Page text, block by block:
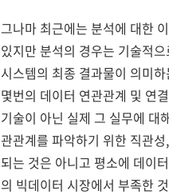
그나마 최근에는 분석에 대한
있지만 분석의 경우는 기술적
시스템의 최종 결과물이 의미
몇번의 데이터 연관관계 및 연
기술이 아닌 실제 그 실무에 대
관관계를 파악하기 위한 직관
되는 것은 아니고 평소에 데이
의 빅데이터 시장에서 부족한